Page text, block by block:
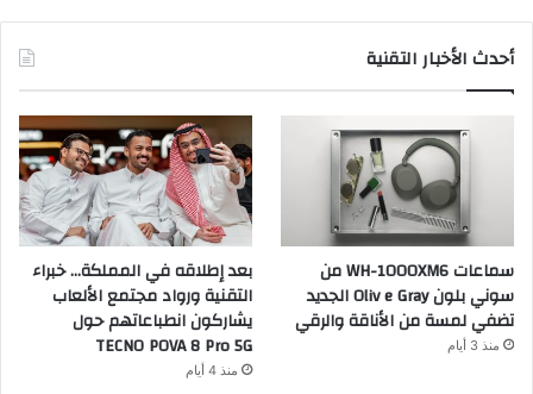
أحدث الأخبار التقنية
سماعات WH-1000XM6 من
سوني بلون Oliv e Gray الجديد
تضفي لمسة من الأناقة والرقي
منذ 3 أيام
بعد إطلاقه في المملكة… خبراء
التقنية ورواد مجتمع الألعاب
يشاركون انطباعاتهم حول
TECNO POVA 8 Pro 5G
منذ 4 أيام